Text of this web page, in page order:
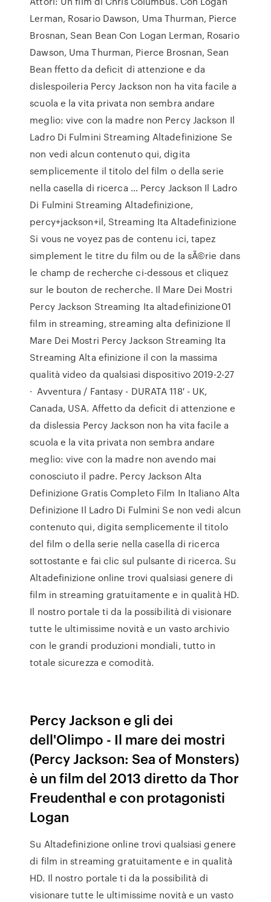
Lerman, Rosario Dawson, Uma Thurman, Pierce
Brosnan, Sean Bean Con Logan Lerman, Rosario
Dawson, Uma Thurman, Pierce Brosnan, Sean
Bean ffetto da deficit di attenzione e da
dislespoileria Percy Jackson non ha vita facile a
scuola e la vita privata non sembra andare
meglio: vive con la madre non Percy Jackson Il
Ladro Di Fulmini Streaming Altadefinizione Se
non vedi alcun contenuto qui, digita
semplicemente il titolo del film o della serie
nella casella di ricerca … Percy Jackson Il Ladro
Di Fulmini Streaming Altadefinizione,
percy+jackson+il, Streaming Ita Altadefinizione
Si vous ne voyez pas de contenu ici, tapez
simplement le titre du film ou de la sÃ©rie dans
le champ de recherche ci-dessous et cliquez
sur le bouton de recherche. Il Mare Dei Mostri
Percy Jackson Streaming Ita altadefinizione01
film in streaming, streaming alta definizione Il
Mare Dei Mostri Percy Jackson Streaming Ita
Streaming Alta efinizione il con la massima
qualità video da qualsiasi dispositivo 2019-2-27
· Avventura / Fantasy - DURATA 118′ - UK,
Canada, USA. Affetto da deficit di attenzione e
da dislessia Percy Jackson non ha vita facile a
scuola e la vita privata non sembra andare
meglio: vive con la madre non avendo mai
conosciuto il padre. Percy Jackson Alta
Definizione Gratis Completo Film In Italiano Alta
Definizione Il Ladro Di Fulmini Se non vedi alcun
contenuto qui, digita semplicemente il titolo
del film o della serie nella casella di ricerca
sottostante e fai clic sul pulsante di ricerca. Su
Altadefinizione online trovi qualsiasi genere di
film in streaming gratuitamente e in qualità HD.
Il nostro portale ti da la possibilità di visionare
tutte le ultimissime novità e un vasto archivio
con le grandi produzioni mondiali, tutto in
totale sicurezza e comodità.
Percy Jackson e gli dei
dell'Olimpo - Il mare dei mostri
(Percy Jackson: Sea of Monsters)
è un film del 2013 diretto da Thor
Freudenthal e con protagonisti
Logan
Su Altadefinizione online trovi qualsiasi genere
di film in streaming gratuitamente e in qualità
HD. Il nostro portale ti da la possibilità di
visionare tutte le ultimissime novità e un vasto